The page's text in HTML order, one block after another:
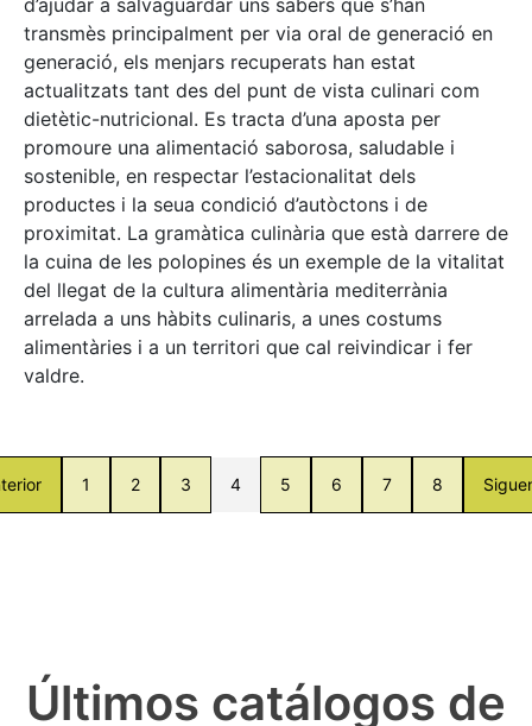
transmès principalment per via oral de generació en
generació, els menjars recuperats han estat
actualitzats tant des del punt de vista culinari com
dietètic-nutricional. Es tracta d’una aposta per
promoure una alimentació saborosa, saludable i
sostenible, en respectar l’estacionalitat dels
productes i la seua condició d’autòctons i de
proximitat. La gramàtica culinària que està darrere de
la cuina de les polopines és un exemple de la vitalitat
del llegat de la cultura alimentària mediterrània
arrelada a uns hàbits culinaris, a unes costums
alimentàries i a un territori que cal reivindicar i fer
valdre.
1 2 3 4 5 6 7 8
Últimos catálogos de